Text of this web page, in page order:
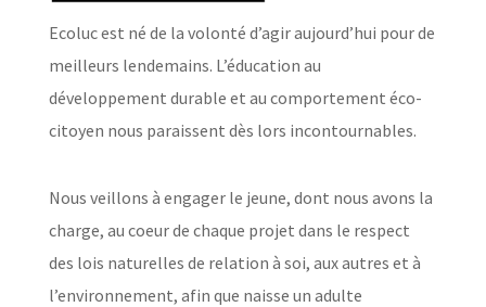
Ecoluc est né de la volonté d’agir aujourd’hui pour de
meilleurs lendemains. L’éducation au
développement durable et au comportement éco-
citoyen nous paraissent dès lors incontournables.
Nous veillons à engager le jeune, dont nous avons la
charge, au coeur de chaque projet dans le respect
des lois naturelles de relation à soi, aux autres et à
l’environnement, afin que naisse un adulte